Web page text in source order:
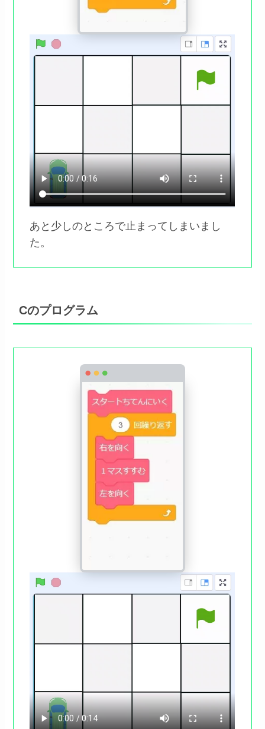
あと少しのところで止まってしまいまし
た。
Cのプログラム